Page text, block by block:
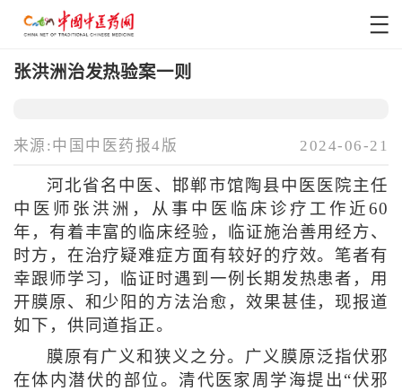
张洪洲治发热验案一则
来源:中国中医药报4版 2024-06-21
河北省名中医、邯郸市馆陶县中医医院主任
中医师张洪洲，从事中医临床诊疗工作近60
年，有着丰富的临床经验，临证施治善用经方、
时方，在治疗疑难症方面有较好的疗效。笔者有
幸跟师学习，临证时遇到一例长期发热患者，用
开膜原、和少阳的方法治愈，效果甚佳，现报道
如下，供同道指正。
膜原有广义和狭义之分。广义膜原泛指伏邪
在体内潜伏的部位。清代医家周学海提出“伏邪